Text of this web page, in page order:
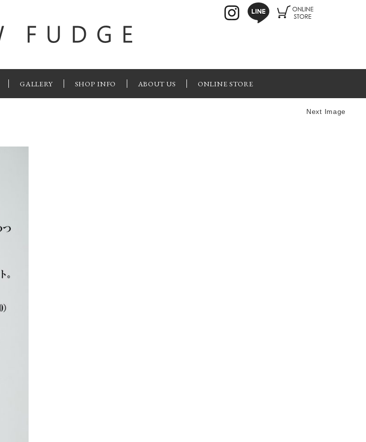
GALLERY SHOP INFO ABOUT US ONLINE STORE
Next Image